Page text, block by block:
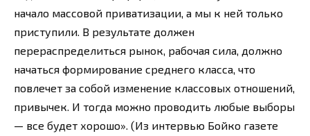
начало массовой приватизации, а мы к ней только
приступили. В результате должен
перераспределиться рынок, рабочая сила, должно
начаться формирование среднего класса, что
повлечет за собой изменение классовых отношений,
привычек. И тогда можно проводить любые выборы
— все будет хорошо». (Из интервью Бойко газете